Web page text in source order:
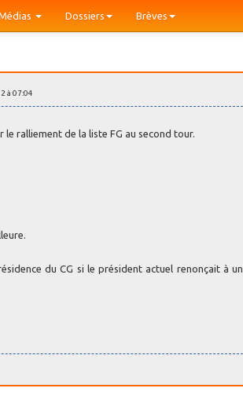
Dossiers Brèves
à 07:04
le ralliement de la liste FG au second tour.
du CG si le président actuel renonçait à un